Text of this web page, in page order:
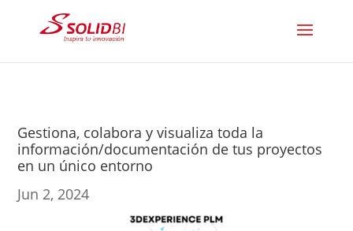
Gestiona, colabora y visualiza toda la
información/documentación de tus proyectos
en un único entorno
Jun 2, 2024